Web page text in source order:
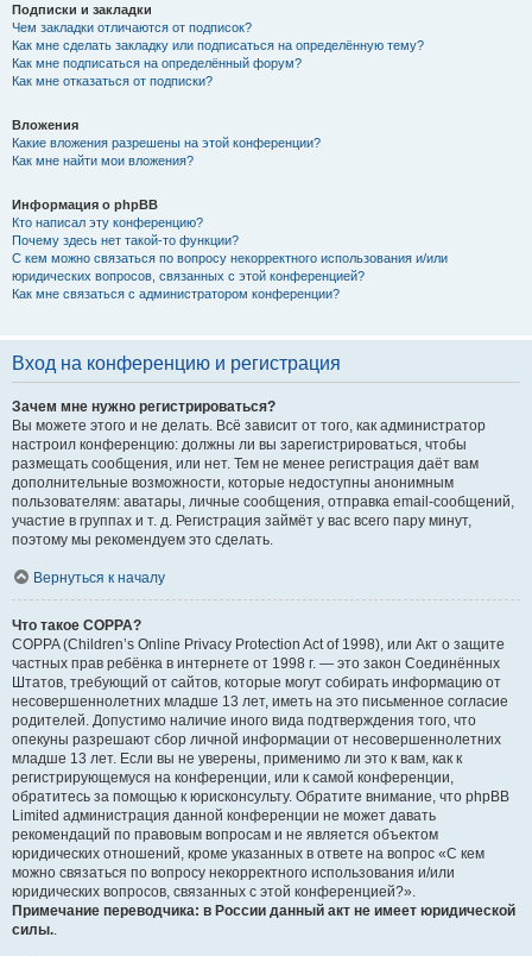
Подписки и закладки
Чем закладки отличаются от подписок?
Как мне сделать закладку или подписаться на определённую тему?
Как мне подписаться на определённый форум?
Как мне отказаться от подписки?
Вложения
Какие вложения разрешены на этой конференции?
Как мне найти мои вложения?
Информация о phpBB
Кто написал эту конференцию?
Почему здесь нет такой-то функции?
С кем можно связаться по вопросу некорректного использования и/или
юридических вопросов, связанных с этой конференцией?
Как мне связаться с администратором конференции?
Вход на конференцию и регистрация
Зачем мне нужно регистрироваться?
Вы можете этого и не делать. Всё зависит от того, как администратор
настроил конференцию: должны ли вы зарегистрироваться, чтобы
размещать сообщения, или нет. Тем не менее регистрация даёт вам
дополнительные возможности, которые недоступны анонимным
пользователям: аватары, личные сообщения, отправка email-сообщений,
участие в группах и т. д. Регистрация займёт у вас всего пару минут,
поэтому мы рекомендуем это сделать.
Вернуться к началу
Что такое COPPA?
COPPA (Children’s Online Privacy Protection Act of 1998), или Акт о защите
частных прав ребёнка в интернете от 1998 г. — это закон Соединённых
Штатов, требующий от сайтов, которые могут собирать информацию от
несовершеннолетних младше 13 лет, иметь на это письменное согласие
родителей. Допустимо наличие иного вида подтверждения того, что
опекуны разрешают сбор личной информации от несовершеннолетних
младше 13 лет. Если вы не уверены, применимо ли это к вам, как к
регистрирующемуся на конференции, или к самой конференции,
обратитесь за помощью к юрисконсульту. Обратите внимание, что phpBB
Limited администрация данной конференции не может давать
рекомендаций по правовым вопросам и не является объектом
юридических отношений, кроме указанных в ответе на вопрос «С кем
можно связаться по вопросу некорректного использования и/или
юридических вопросов, связанных с этой конференцией?».
Примечание переводчика: в России данный акт не имеет юридической
силы..